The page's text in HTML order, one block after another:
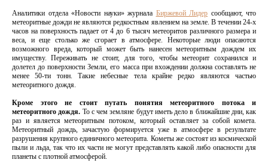
Аналитики отдела «Новости науки» журнала Биржевой Лидер сообщают, что
метеоритные дожди не являются редкостным явлением на земле. В течении 24-х
часов на поверхность падает от 4 до 6 тысяч метеоритов различного размера и
веса, и еще столько же сгорает в атмосфере. Некоторые люди опасаются
возможного вреда, который может быть нанесен метеоритным дождем их
имуществу. Переживать не стоит, для того, чтобы метеорит сохранился и
долетел до поверхности Земли, его масса при вхождении должна составлять не
менее 50-ти тонн. Такие небесные тела крайне редко являются частью
метеоритного дождя.
Кроме этого не стоит путать понятия метеоритного потока и
метеоритного дождя. То с чем земляне будут иметь дело в ближайшие дни, как
раз и является метеоритным потоком, который оставляет за собой комета.
Метеоритный дождь, зачастую формируется уже в атмосфере в результате
разрушения крупного единичного метеорита. Кометы же состоят из космической
пыли и льда, так что их части не могут представлять какой либо опасности для
планеты с плотной атмосферой.